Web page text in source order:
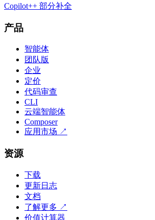
Copilot++ 部分补全
产品
智能体
团队版
企业
定价
代码审查
CLI
云端智能体
Composer
应用市场 ↗
资源
下载
更新日志
文档
了解更多 ↗
价值计算器